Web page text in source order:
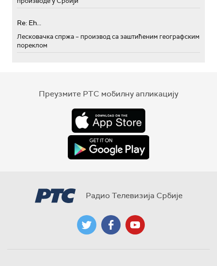
Re: Eh...
Лесковачка спржа – производ са заштићеним географским
пореклом
Преузмите РТС мобилну апликацију
Радио Телевизија Србије